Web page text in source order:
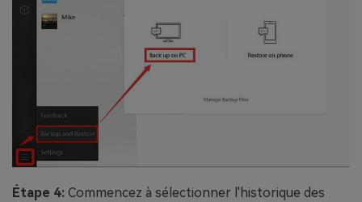
Étape 4: Commencez à sélectionner l'historique des